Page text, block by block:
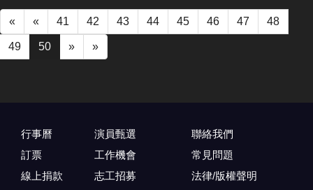
« « 41 42 43 44 45 46 47 48
49 50 » »
行事曆
訂票
線上捐款
演員甄選
工作機會
志工招募
聯絡我們
常見問題
法律/版權聲明